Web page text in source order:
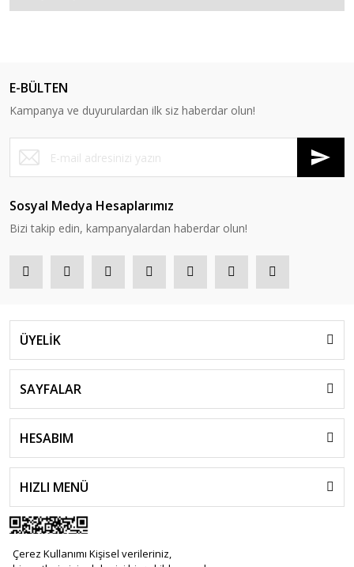
Çerez Kullanımı Kişisel verileriniz,
E-BÜLTEN
Kampanya ve duyurulardan ilk siz haberdar olun!
Sosyal Medya Hesaplarımız
Bizi takip edin, kampanyalardan haberdar olun!
ÜYELİK
SAYFALAR
HESABIM
HIZLI MENÜ